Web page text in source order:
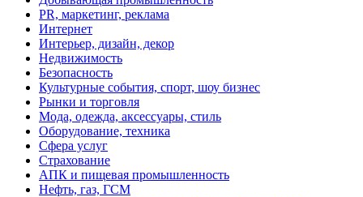
PR, маркетинг, реклама
Интернет
Интерьер, дизайн, декор
Недвижимость
Безопасность
Культурные события, спорт, шоу бизнес
Рынки и торговля
Мода, одежда, аксессуары, стиль
Оборудование, техника
Сфера услуг
Страхование
АПК и пищевая промышленность
Нефть, газ, ГСМ